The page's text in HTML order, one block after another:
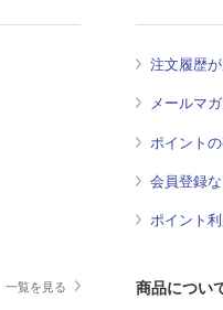
注文履歴
メールマ
ポイント
会員登録
ポイント
一覧を見る 商品につい